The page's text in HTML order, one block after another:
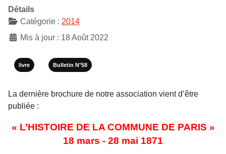
Détails
Catégorie : 2014
Mis à jour : 18 Août 2022
livre Bulletin N°58
La dernière brochure de notre association vient d’être
publiée :
« L’HISTOIRE DE LA COMMUNE DE PARIS »
18 mars - 28 mai 1871